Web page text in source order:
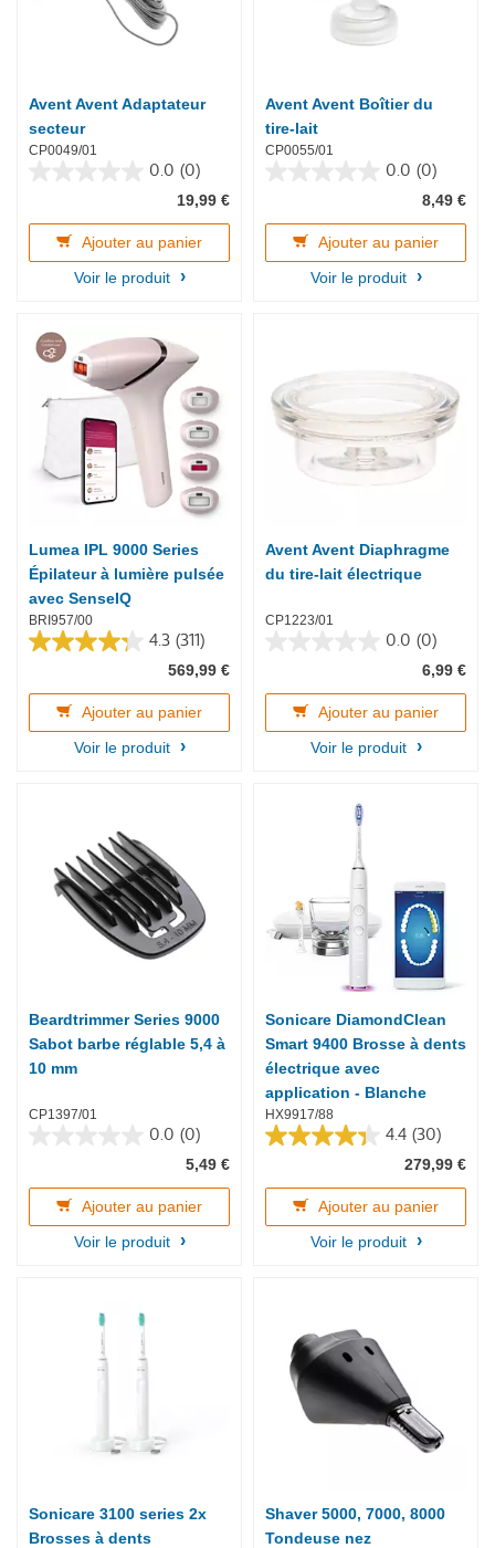
Avent Avent Adaptateur
secteur
CP0049/01
0.0 (0)
5
étoiles.
19,99 €
Ajouter au panier
Voir le produit
Avent Avent Boîtier du
tire-lait
CP0055/01
0.0 (0)
5
étoiles.
8,49 €
Ajouter au panier
Voir le produit
Lumea IPL 9000 Series
Épilateur à lumière pulsée
avec SenseIQ
BRI957/00
4.3 (311)
4.3
5
étoiles.
311
569,99 €
Ajouter au panier
Voir le produit
Avent Avent Diaphragme
du tire-lait électrique
CP1223/01
0.0 (0)
5
étoiles.
6,99 €
Ajouter au panier
Voir le produit
Beardtrimmer Series 9000
Sabot barbe réglable 5,4 à
10 mm
CP1397/01
0.0 (0)
5
étoiles.
5,49 €
Ajouter au panier
Voir le produit
Sonicare DiamondClean
Smart 9400 Brosse à dents
électrique avec
application - Blanche
HX9917/88
4.4 (30)
4.4
5
étoiles.
30
279,99 €
Ajouter au panier
Voir le produit
Sonicare 3100 series 2x
Brosses à dents
Shaver 5000, 7000, 8000
Tondeuse nez